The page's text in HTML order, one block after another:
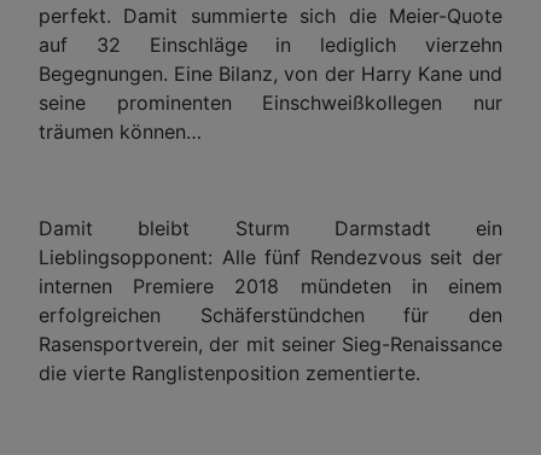
perfekt. Damit summierte sich die Meier-Quote
auf 32 Einschläge in lediglich vierzehn
Begegnungen. Eine Bilanz, von der Harry Kane und
seine prominenten Einschweißkollegen nur
träumen können…
Damit bleibt Sturm Darmstadt ein
Lieblingsopponent: Alle fünf Rendezvous seit der
internen Premiere 2018 mündeten in einem
erfolgreichen Schäferstündchen für den
Rasensportverein, der mit seiner Sieg-Renaissance
die vierte Ranglistenposition zementierte.